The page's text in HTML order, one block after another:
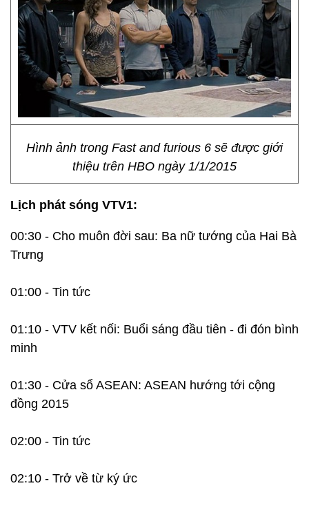
Hình ảnh trong Fast and furious 6 sẽ được giới
thiệu trên HBO ngày 1/1/2015
Lịch phát sóng VTV1:
00:30 - Cho muôn đời sau: Ba nữ tướng của Hai Bà
Trưng
01:00 - Tin tức
01:10 - VTV kết nối: Buổi sáng đầu tiên - đi đón bình
minh
01:30 - Cửa sổ ASEAN: ASEAN hướng tới cộng
đồng 2015
02:00 - Tin tức
02:10 - Trở về từ ký ức